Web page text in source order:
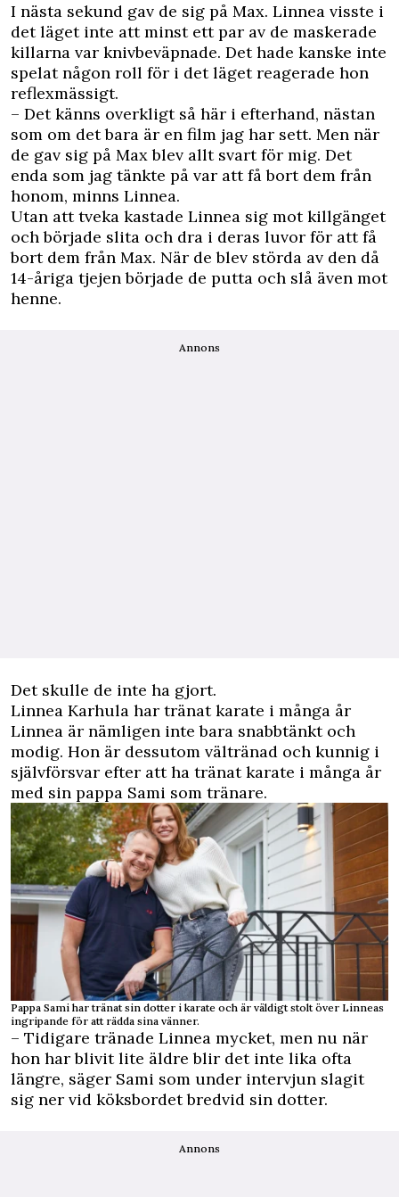
I nästa sekund gav de sig på Max. Linnea visste i
det läget inte att minst ett par av de maskerade
killarna var knivbeväpnade. Det hade kanske inte
spelat någon roll för i det läget reagerade hon
reflexmässigt.
– Det känns overkligt så här i efterhand, nästan
som om det bara är en film jag har sett. Men när
de gav sig på Max blev allt svart för mig. Det
enda som jag tänkte på var att få bort dem från
honom, minns Linnea.
Utan att tveka kastade Linnea sig mot killgänget
och började slita och dra i deras luvor för att få
bort dem från Max. När de blev störda av den då
14-åriga tjejen började de putta och slå även mot
henne.
Annons
Det skulle de inte ha gjort.
Linnea Karhula har tränat karate i många år
Linnea är nämligen inte bara snabbtänkt och
modig. Hon är dessutom vältränad och kunnig i
självförsvar efter att ha tränat karate i många år
med sin pappa Sami som tränare.
Pappa Sami har tränat sin dotter i karate och är väldigt stolt över Linneas
ingripande för att rädda sina vänner.
– Tidigare tränade Linnea mycket, men nu när
hon har blivit lite äldre blir det inte lika ofta
längre, säger Sami som under intervjun slagit
sig ner vid köksbordet bredvid sin dotter.
Annons